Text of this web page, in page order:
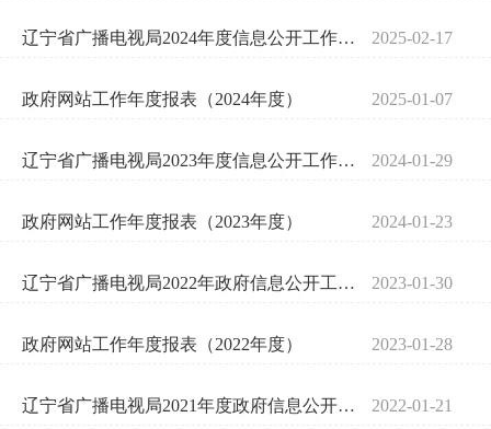
辽宁省广播电视局2024年度信息公开工作报告 2025-02-17
政府网站工作年度报表（2024年度） 2025-01-07
辽宁省广播电视局2023年度信息公开工作报告 2024-01-29
政府网站工作年度报表（2023年度） 2024-01-23
辽宁省广播电视局2022年政府信息公开工作年度报告 2023-01-30
政府网站工作年度报表（2022年度） 2023-01-28
辽宁省广播电视局2021年度政府信息公开工作报告 2022-01-21